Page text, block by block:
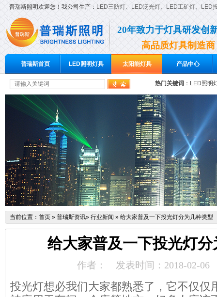
普瑞斯照明欢迎您！我公司生产： LED三防灯、 LED泛光灯、 LED工矿灯、 LED
20年致力于灯具研发创
高品质灯具制造商
普瑞斯首页 LED照明灯具 太阳能灯具 产品中心
热门关键词 ： LED照明
当前位置： 首页 » 普瑞斯资讯» 行业新闻 » 给大家普及一下投光灯分为几种类型
给大家普及一下投光灯
作者： 发表时间：2018-02-06
投光灯想必我们大家都熟悉了，它不仅仅